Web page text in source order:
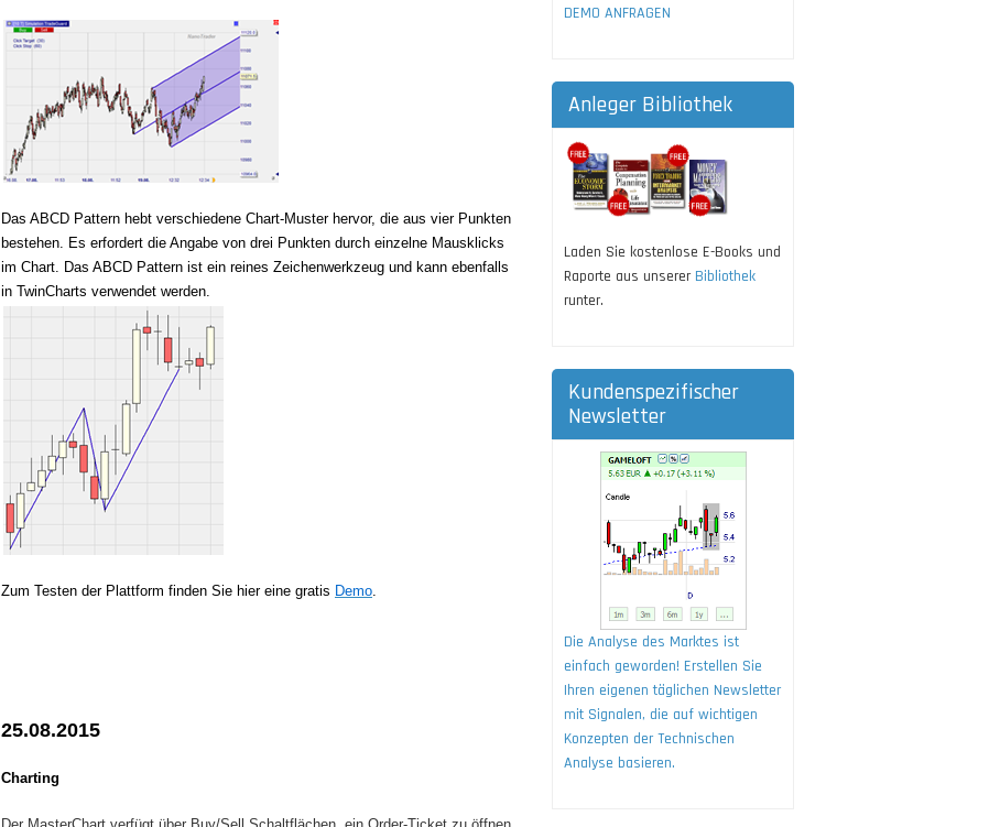
Das ABCD Pattern hebt verschiedene Chart-Muster hervor, die aus vier Punkten
bestehen. Es erfordert die Angabe von drei Punkten durch einzelne Mausklicks
im Chart. Das ABCD Pattern ist ein reines Zeichenwerkzeug und kann ebenfalls
in TwinCharts verwendet werden.
Zum Testen der Plattform finden Sie hier eine gratis Demo.
25.08.2015
Charting
DEMO ANFRAGEN
Anleger Bibliothek
Laden Sie kostenlose E-Books und
Raporte aus unserer Bibliothek
runter.
Kundenspezifischer
Newsletter
Die Analyse des Marktes ist
einfach geworden! Erstellen Sie
Ihren eigenen täglichen Newsletter
mit Signalen, die auf wichtigen
Konzepten der Technischen
Analyse basieren.